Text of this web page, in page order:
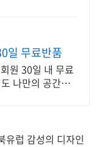
일 무료반품
원 30일 내 무료
나만의 공간을,
유럽 감성의 디자인